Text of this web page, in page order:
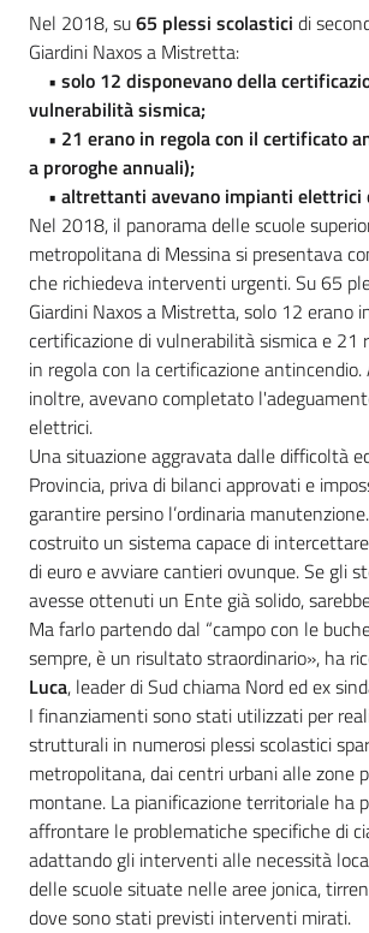
Nel 2018, su65 plessi scolastici di
Giardini Naxos a Mistretta:
• solo 12 disponevano della
vulnerabilità sismica;
• 21 erano in regola con il certificato
a proroghe annuali);
• altrettanti avevano impianti elettrici
Nel 2018, il panorama delle scuole
metropolitana di Messina si presentava
che richiedeva interventi urgenti. Su 65
Giardini Naxos a Mistretta, solo 12 erano
certificazione di vulnerabilità sismica e 21
in regola con la certificazione
inoltre, avevano completato
elettrici.
Una situazione aggravata dalle difficoltà
Provincia, priva di bilanci approvati e
garantire persino l’ordinaria
costruito un sistema capace di
di euro e avviare cantieri ovunque. Se gli
avesse ottenuti un Ente già solido,
Ma farlo partendo dal “campo con le
sempre, è un risultato straordinario», ha
Luca, leader di Sud chiama Nord ed ex
I finanziamenti sono stati utilizzati per
strutturali in numerosi plessi scolastici
metropolitana, dai centri urbani alle zone
montane. La pianificazione territoriale ha
affrontare le problematiche specifiche di
adattando gli interventi alle necessità
delle scuole situate nelle aree jonica,
dove sono stati previsti interventi mirati.